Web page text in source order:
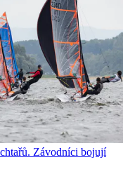
Závodníci bojují